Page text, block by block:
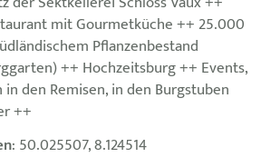
mit Gourmetküche ++ 25.000
Pflanzenbestand
++ Hochzeitsburg ++ Events,
den Remisen, in den Burgstuben
++
: 50.025507, 8.124514